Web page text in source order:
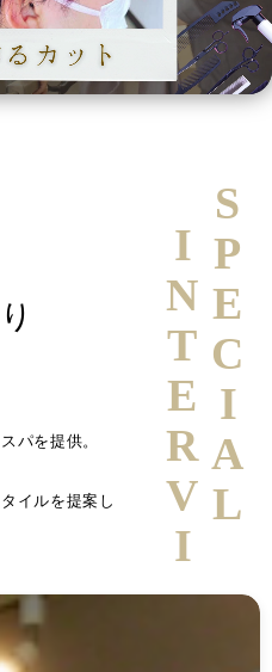
パを提供。
イルを提案し
SPECIAL
INTERVIEW